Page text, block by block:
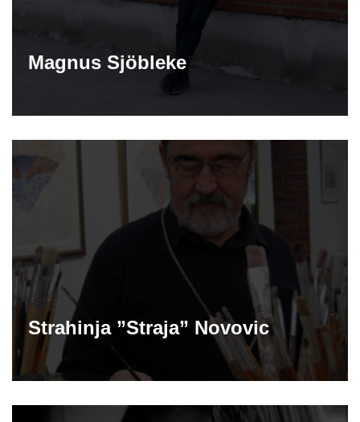
Magnus Sjöbleke
Strahinja ”Straja” Novovic